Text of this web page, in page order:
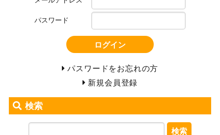
パスワード
ログイン
パスワードをお忘れの方
新規会員登録
検索
検索